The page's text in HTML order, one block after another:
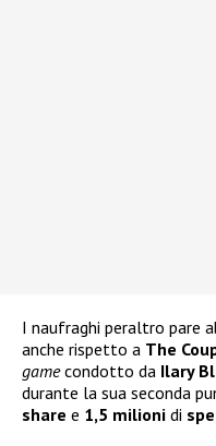
I naufraghi peraltro pare
anche rispetto a The
gamecondotto da Ilary
durante la sua seconda
share e 1,5 milioni di